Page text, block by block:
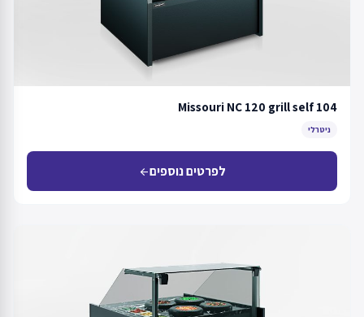
Missouri NC 120 grill self 104
ניטרלי
לפרטים נוספיםarrow_back